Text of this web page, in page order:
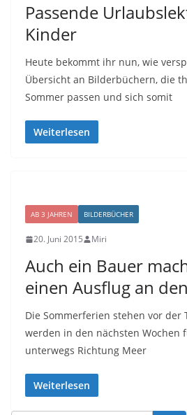
Passende
Kinder
Heute bekommt ihr nun, wie
Übersicht an Bilderbüchern, die
Sommer passen und sich somit
Weiterlesen
AB 3 JAHREN BILDERBÜCHER
20. Juni 2015 Miri
Auch ein Bauer
einen Ausflug an
Die Sommerferien stehen vor der
werden in den nächsten Wochen
unterwegs Richtung Meer
Weiterlesen